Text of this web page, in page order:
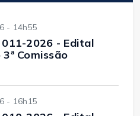
- 14h55
2026 - Edital
Comissão
- 16h15